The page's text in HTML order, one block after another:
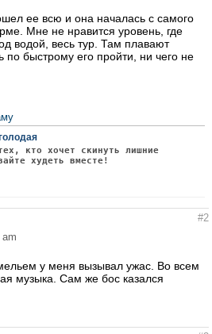
ее всю и она началась с самого
Мне не нравится уровень, где
водой, весь тур. Там плавают
быстрому его пройти, ни чего не
кто хочет скинуть лишние
худеть вместе!
#2
у меня вызывал ужас. Во всем
музыка. Сам же бос казался